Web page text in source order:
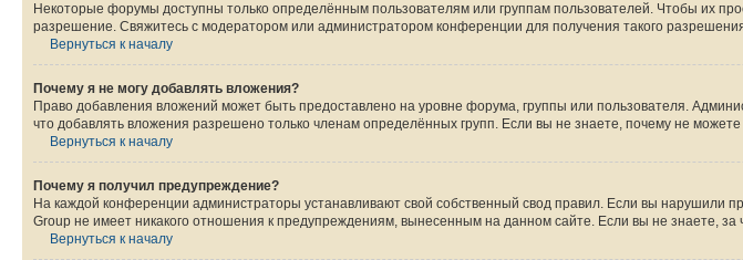
Некоторые форумы доступны только определённым пользователям или группам пользователей. Чтобы их
разрешение. Свяжитесь с модератором или администратором конференции для получения такого
Вернуться к началу
Почему я не могу добавлять вложения?
Право добавления вложений может быть предоставлено на уровне форума, группы или пользователя.
что добавлять вложения разрешено только членам определённых групп. Если вы не знаете, почему не
Вернуться к началу
Почему я получил предупреждение?
На каждой конференции администраторы устанавливают свой собственный свод правил. Если вы
Group не имеет никакого отношения к предупреждениям, вынесенным на данном сайте. Если вы не знаете,
Вернуться к началу